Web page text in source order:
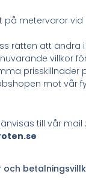
på metervaror vid
rätten att ändra
villkor
prisskillnader
mot vår
till vår mail :
och